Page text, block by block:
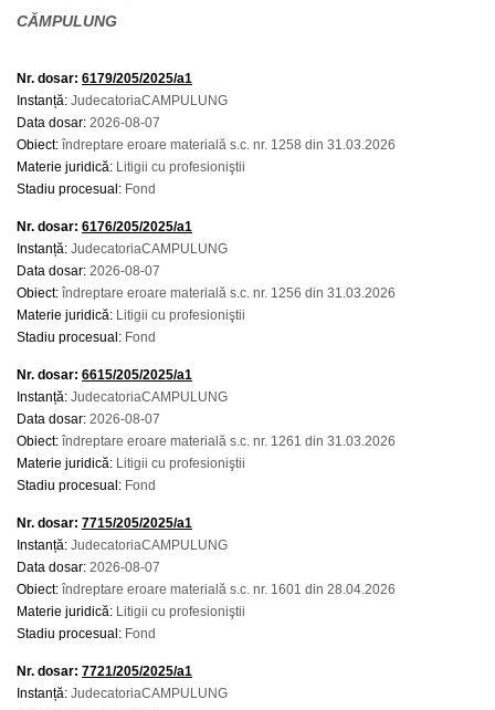
CĂMPULUNG
Nr. dosar: 6179/205/2025/a1
Instanță: JudecatoriaCAMPULUNG
Data dosar: 2026-08-07
Obiect: îndreptare eroare materială s.c. nr. 1258 din 31.03.2026
Materie juridică: Litigii cu profesioniştii
Stadiu procesual: Fond
Nr. dosar: 6176/205/2025/a1
Instanță: JudecatoriaCAMPULUNG
Data dosar: 2026-08-07
Obiect: îndreptare eroare materială s.c. nr. 1256 din 31.03.2026
Materie juridică: Litigii cu profesioniştii
Stadiu procesual: Fond
Nr. dosar: 6615/205/2025/a1
Instanță: JudecatoriaCAMPULUNG
Data dosar: 2026-08-07
Obiect: îndreptare eroare materială s.c. nr. 1261 din 31.03.2026
Materie juridică: Litigii cu profesioniştii
Stadiu procesual: Fond
Nr. dosar: 7715/205/2025/a1
Instanță: JudecatoriaCAMPULUNG
Data dosar: 2026-08-07
Obiect: îndreptare eroare materială s.c. nr. 1601 din 28.04.2026
Materie juridică: Litigii cu profesioniştii
Stadiu procesual: Fond
Nr. dosar: 7721/205/2025/a1
Instanță: JudecatoriaCAMPULUNG